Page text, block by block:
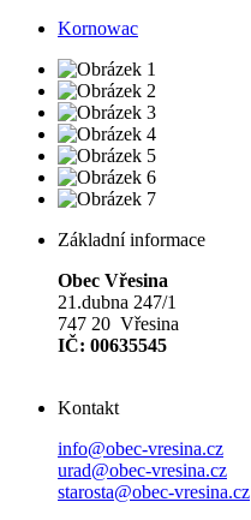
Kornowac
Základní informace
Obec Vřesina
21.dubna 247/1
747 20 Vřesina
IČ: 00635545
Kontakt
info@obec-vresina.cz
urad@obec-vresina.cz
starosta@obec-vresina.cz